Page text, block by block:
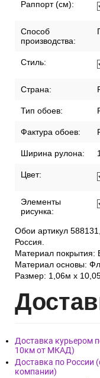
Раппорт (см):
Способ
производства:
Стиль:
Страна:
Тип обоев:
Фактура обоев:
Ширина рулона:
Цвет:
Элементы
рисунка:
Обои артикул
Россия.
Материал покрытия:
Материал основы:
Размер: 1,06м х
Дост
Доставка курьером
10км от МКАД)
Доставка по России
компании)